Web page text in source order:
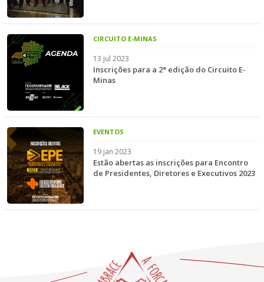
CIRCUITO E-MINAS
13 jul 2023
Inscrições para a 2° edição do Circuito E-
Minas
EVENTOS
19 jan 2023
Estão abertas as inscrições para Encontro
de Presidentes, Diretores e Executivos 2023